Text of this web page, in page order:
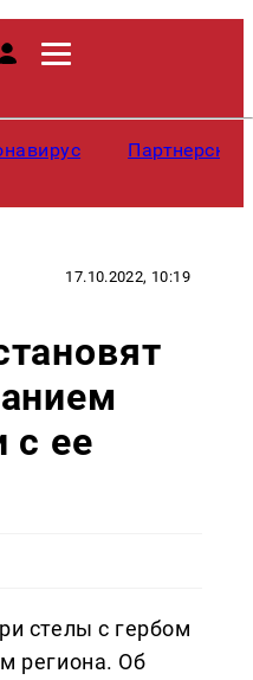
17.10.2022, 10:19
с ее
стелы с гербом
региона. Об